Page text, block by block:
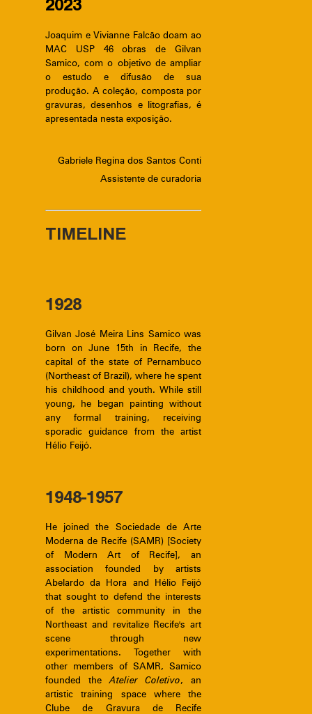
2023
Joaquim e Vivianne Falcão doam ao
MAC USP 46 obras de Gilvan
Samico, com o objetivo de ampliar
o estudo e difusão de sua
produção. A coleção, composta por
gravuras, desenhos e litografias, é
apresentada nesta exposição.
Gabriele Regina dos Santos Conti
Assistente de curadoria
TIMELINE
1928
Gilvan José Meira Lins Samico was
born on June 15th in Recife, the
capital of the state of Pernambuco
(Northeast of Brazil), where he spent
his childhood and youth. While still
young, he began painting without
any formal training, receiving
sporadic guidance from the artist
Hélio Feijó.
1948-1957
He joined the Sociedade de Arte
Moderna de Recife (SAMR) [Society
of Modern Art of Recife], an
association founded by artists
Abelardo da Hora and Hélio Feijó
that sought to defend the interests
of the artistic community in the
Northeast and revitalize Recife's art
scene through new
experimentations. Together with
other members of SAMR, Samico
founded theAtelier Coletivo, an
artistic training space where the
Clube de Gravura de Recife